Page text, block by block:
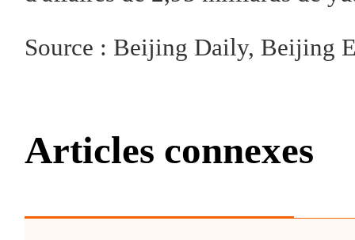
Source : Beijing Daily, Beijing
Articles connexes